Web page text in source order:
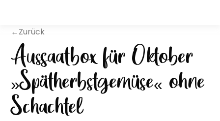
Aussaatbox für Oktober
»Spätherbstgemüse« ohne
Schachtel
←Zurück